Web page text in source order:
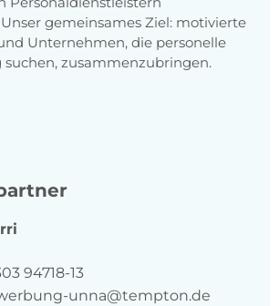
gemeinsames Ziel: motivierte
Unternehmen, die personelle
zusammenzubringen.
94718-13
unna@tempton.de